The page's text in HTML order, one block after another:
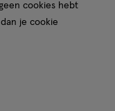
Blush.
/ IRON OXIDES •
cookies hebt
je cookie